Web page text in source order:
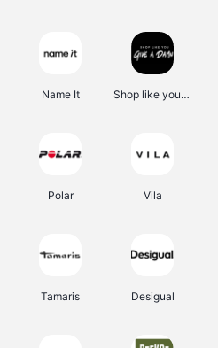
Name It Shop like you Give A Damn
Polar Vila
Tamaris Desigual